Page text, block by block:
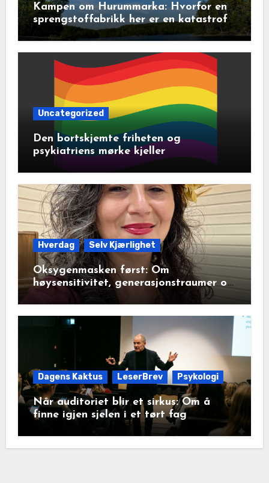
Kampen om Hurummarka: Hvorfor en
sprengstoffabrikk her er en katastrofe
for natur og lokalsamfunn
Uncategorized
Den bortskjemte friheten og
psykiatriens mørke kjeller
Hverdag Selv Kjærlighet
Oksygenmasken først: Om
høysensitivitet, generasjonstraumer og
det disiplinerte tunnelsynet
Dagens Kaktus LeserBrev Psykologi
Når auditoriet blir et sirkus: Om å
finne igjen sjelen i et tørt fag